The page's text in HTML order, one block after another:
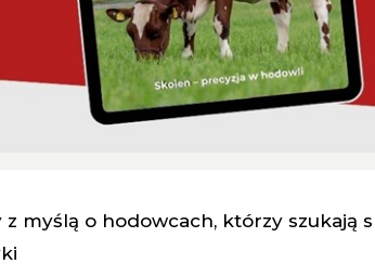
myślą o hodowcach, którzy szukają